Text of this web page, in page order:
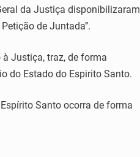
da Justiça disponibilizaram
de Juntada’’.
Justiça, traz, de forma
do Estado do Espirito Santo.
Santo ocorra de forma